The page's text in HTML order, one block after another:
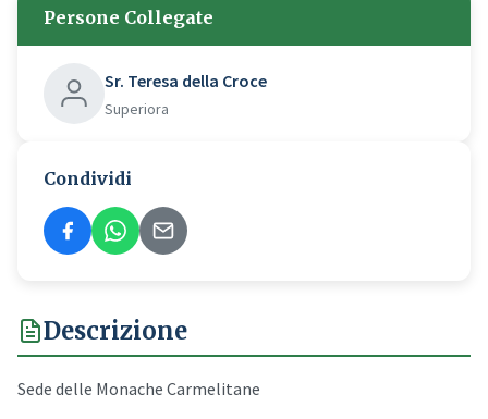
Descrizione
Sede delle Monache Carmelitane
Persone Collegate
Sr. Teresa della Croce
Superiora
Condividi